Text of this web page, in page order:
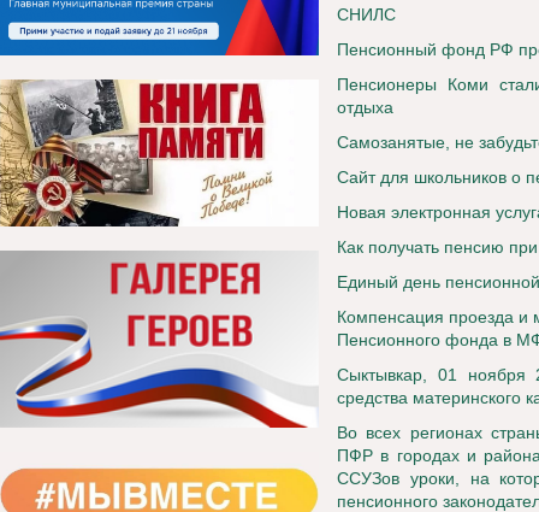
СНИЛС
Пенсионный фонд РФ
Пенсионеры Коми
отдыха
Самозанятые, не
Сайт для школьников о
Новая электронная
Как получать пенсию
Единый день
Компенсация проезда и
Пенсионного фонда в
Сыктывкар, 01
средства материнского
Во всех регионах
ПФР в городах и
ССУЗов уроки, на
пенсионного